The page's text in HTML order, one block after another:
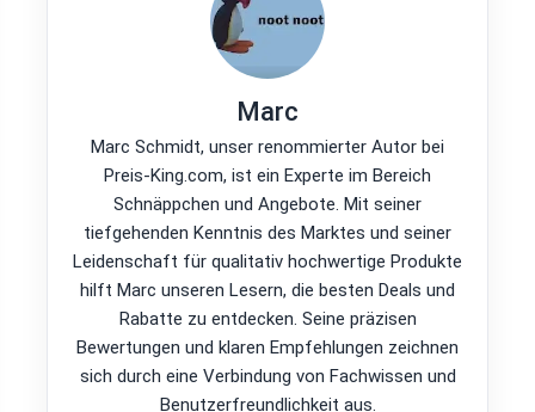
Marc
Marc Schmidt, unser renommierter Autor bei
Preis-King.com, ist ein Experte im Bereich
Schnäppchen und Angebote. Mit seiner
tiefgehenden Kenntnis des Marktes und seiner
Leidenschaft für qualitativ hochwertige Produkte
hilft Marc unseren Lesern, die besten Deals und
Rabatte zu entdecken. Seine präzisen
Bewertungen und klaren Empfehlungen zeichnen
sich durch eine Verbindung von Fachwissen und
Benutzerfreundlichkeit aus.